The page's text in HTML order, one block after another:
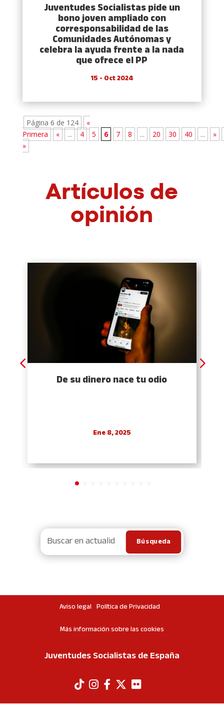
Juventudes Socialistas pide un
bono joven ampliado con
corresponsabilidad de las
Comunidades Autónomas y
celebra la ayuda frente a la nada
que ofrece el PP
15 - Oct 2024
Página 6 de 124
«
Primera
« ... 4 5 6 7 8 ... 20 30 40 ...
»
»
Artículos de
opinión
De su dinero nace tu odio
Ene 8, 2025
Aviso legal Política de Privacidad
Más información sobre las cookies
Juventudes Socialistas de España